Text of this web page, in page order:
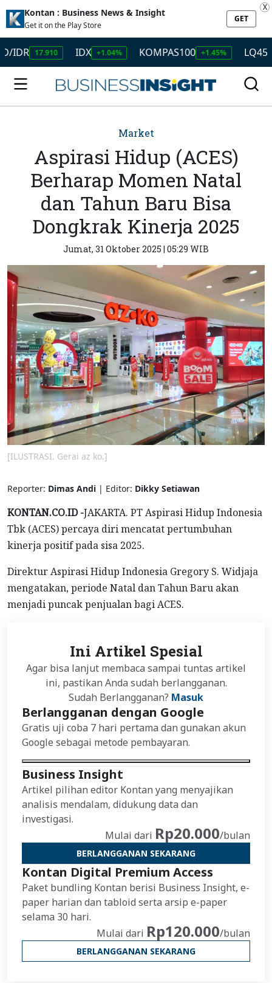
Kontan : Business News & Insight
Get it on the Play Store
GET
X
17.910 IDX +1.04% KOMPAS100 +1.45% LQ45
Market
Aspirasi Hidup (ACES)
Berharap Momen Natal
dan Tahun Baru Bisa
Dongkrak Kinerja 2025
Jumat, 31 Oktober 2025 | 05:29 WIB
[ILUSTRASI. Gerai az ko.]
Reporter: Dimas Andi | Editor: Dikky Setiawan
KONTAN.CO.ID -JAKARTA. PT Aspirasi Hidup Indonesia
Tbk (ACES) percaya diri mencatat pertumbuhan
kinerja positif pada sisa 2025.
Direktur Aspirasi Hidup Indonesia Gregory S. Widjaja
mengatakan, periode Natal dan Tahun Baru akan
menjadi puncak penjualan bagi ACES.
Ini Artikel Spesial
Agar bisa lanjut membaca sampai tuntas artikel
ini, pastikan Anda sudah berlangganan.
Sudah Berlangganan? Masuk
Berlangganan dengan Google
Gratis uji coba 7 hari pertama dan gunakan akun
Google sebagai metode pembayaran.
Business Insight
Artikel pilihan editor Kontan yang menyajikan
analisis mendalam, didukung data dan
investigasi.
Mulai dari Rp20.000/bulan
BERLANGGANAN SEKARANG
Kontan Digital Premium Access
Paket bundling Kontan berisi Business Insight, e-
paper harian dan tabloid serta arsip e-paper
selama 30 hari.
Mulai dari Rp120.000/bulan
BERLANGGANAN SEKARANG